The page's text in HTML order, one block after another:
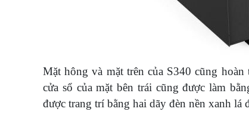
Mặt hông và mặt trên của S340 cũng
cửa sổ của mặt bên trái cũng được làm
được trang trí bằng hai dãy đèn nền xanh lá